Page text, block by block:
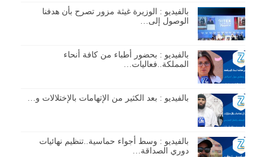
بالفيديو : الوزيرة غيثة مزور تصرح بأن هدفنا
الوصول إلى…
بالفيديو : بحضور أطباء من كافة أنحاء
المملكة..فعاليات…
بالفيديو : بعد الكثير من الإتهامات بالإختلالات و…
بالفيديو : وسط أجواء حماسية..تنظيم نهائيات
دوري الصداقة…